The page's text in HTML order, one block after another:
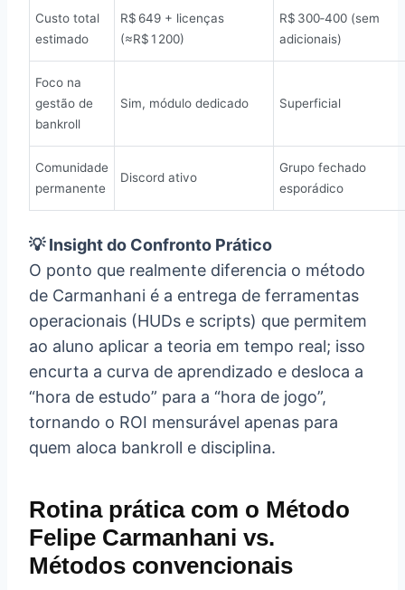
Custo total
estimado
R$ 649 + licenças
(≈R$ 1 200)
R$ 300‑400 (sem
adicionais)
Foco na
gestão de
bankroll
Sim, módulo dedicado Superficial
Comunidade
permanente
Discord ativo
Grupo fechado
esporádico
💡 Insight do Confronto Prático
O ponto que realmente diferencia o método
de Carmanhani é a entrega de ferramentas
operacionais (HUDs e scripts) que permitem
ao aluno aplicar a teoria em tempo real; isso
encurta a curva de aprendizado e desloca a
“hora de estudo” para a “hora de jogo”,
tornando o ROI mensurável apenas para
quem aloca bankroll e disciplina.
Rotina prática com o Método
Felipe Carmanhani vs.
Métodos convencionais